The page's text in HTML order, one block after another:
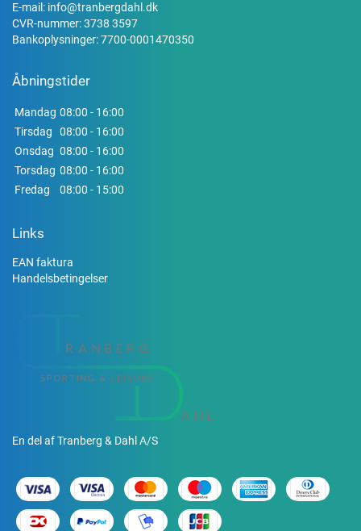
E-mail: info@tranbergdahl.dk
CVR-nummer: 3738 3597
Bankoplysninger: 7700-0001470350
Åbningstider
Mandag 08:00 - 16:00
Tirsdag
08:00 - 16:00
Onsdag 08:00 - 16:00
Torsdag 08:00 - 16:00
Fredag
08:00 - 15:00
Links
EAN faktura
Handelsbetingelser
En del af Tranberg & Dahl A/S